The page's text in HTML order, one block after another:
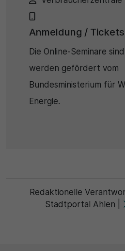
Anmeldung / Tickets
Die Online-Seminare
werden gefördert vom
Bundesministerium für
Energie.
Redaktionelle
Stadtportal Ahlen